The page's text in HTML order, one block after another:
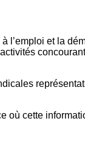
l’emploi et la
où cette